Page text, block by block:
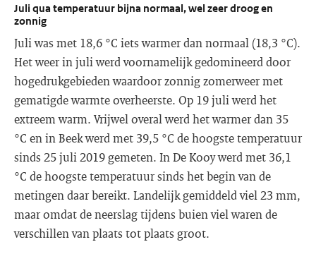
Juli qua temperatuur bijna normaal, wel zeer droog en
zonnig
Juli was met 18,6 °C iets warmer dan normaal (18,3 °C).
Het weer in juli werd voornamelijk gedomineerd door
hogedrukgebieden waardoor zonnig zomerweer met
gematigde warmte overheerste. Op 19 juli werd het
extreem warm. Vrijwel overal werd het warmer dan 35
°C en in Beek werd met 39,5 °C de hoogste temperatuur
sinds 25 juli 2019 gemeten. In De Kooy werd met 36,1
°C de hoogste temperatuur sinds het begin van de
metingen daar bereikt. Landelijk gemiddeld viel 23 mm,
maar omdat de neerslag tijdens buien viel waren de
verschillen van plaats tot plaats groot.